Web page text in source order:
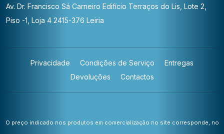
Av. Dr. Francisco Sá Carneiro Edifício Terraços do Lis, Lote 2,
Piso -1, Loja 4 2415-376 Leiria
Privacidade Condições de Serviço
Entregas
Devoluções
Contactos
O preço indicado nos produtos em comercialização no site corresponde, no